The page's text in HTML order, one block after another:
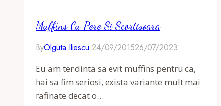
Muffins Cu Pere Si Scortisoara
ByOlguta Iliescu 24/09/201526/07/2023
Eu am tendinta sa evit muffins pentru ca,
hai sa fim seriosi, exista variante mult mai
rafinate decat o…